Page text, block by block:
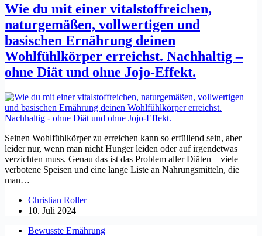
Wie du mit einer vitalstoffreichen,
naturgemäßen, vollwertigen und
basischen Ernährung deinen
Wohlfühlkörper erreichst. Nachhaltig –
ohne Diät und ohne Jojo-Effekt.
Seinen Wohlfühlkörper zu erreichen kann so erfüllend sein, aber
leider nur, wenn man nicht Hunger leiden oder auf irgendetwas
verzichten muss. Genau das ist das Problem aller Diäten – viele
verbotene Speisen und eine lange Liste an Nahrungsmitteln, die
man…
Christian Roller
10. Juli 2024
Bewusste Ernährung